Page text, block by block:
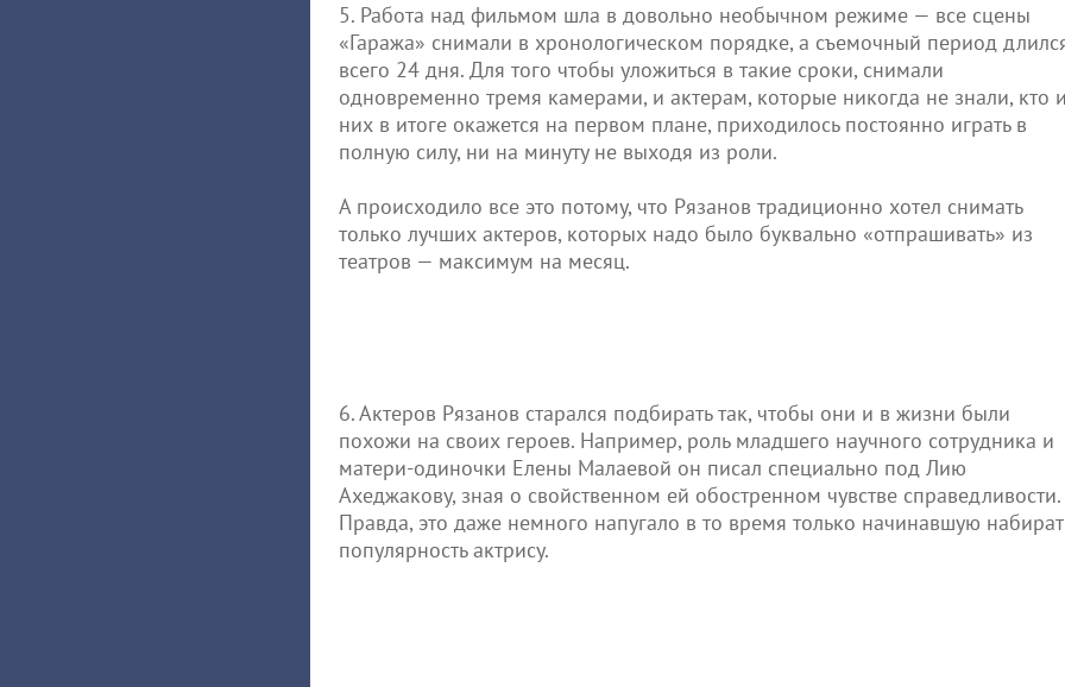
5. Работа над фильмом шла в довольно необычном режиме — все сцены
«Гаража» снимали в хронологическом порядке, а съемочный период
всего 24 дня. Для того чтобы уложиться в такие сроки, снимали
одновременно тремя камерами, и актерам, которые никогда не знали, кто
них в итоге окажется на первом плане, приходилось постоянно играть в
полную силу, ни на минуту не выходя из роли.
А происходило все это потому, что Рязанов традиционно хотел снимать
только лучших актеров, которых надо было буквально «отпрашивать» из
театров — максимум на месяц.
6. Актеров Рязанов старался подбирать так, чтобы они и в жизни были
похожи на своих героев. Например, роль младшего научного сотрудника и
матери-одиночки Елены Малаевой он писал специально под Лию
Ахеджакову, зная о свойственном ей обостренном чувстве справедливости.
Правда, это даже немного напугало в то время только начинавшую
популярность актрису.